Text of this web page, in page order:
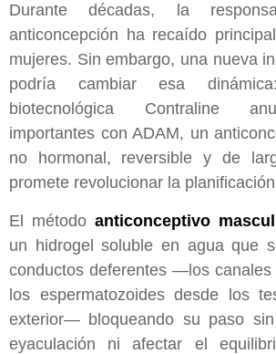
Durante décadas, la
anticoncepción ha recaído
mujeres. Sin embargo, una nueva
podría cambiar esa
biotecnológica Contraline
importantes con ADAM, un
no hormonal, reversible y de
promete revolucionar la
El método anticonceptivo
un hidrogel soluble en agua que
conductos deferentes —los canales
los espermatozoides desde los
exterior— bloqueando su paso
eyaculación ni afectar el